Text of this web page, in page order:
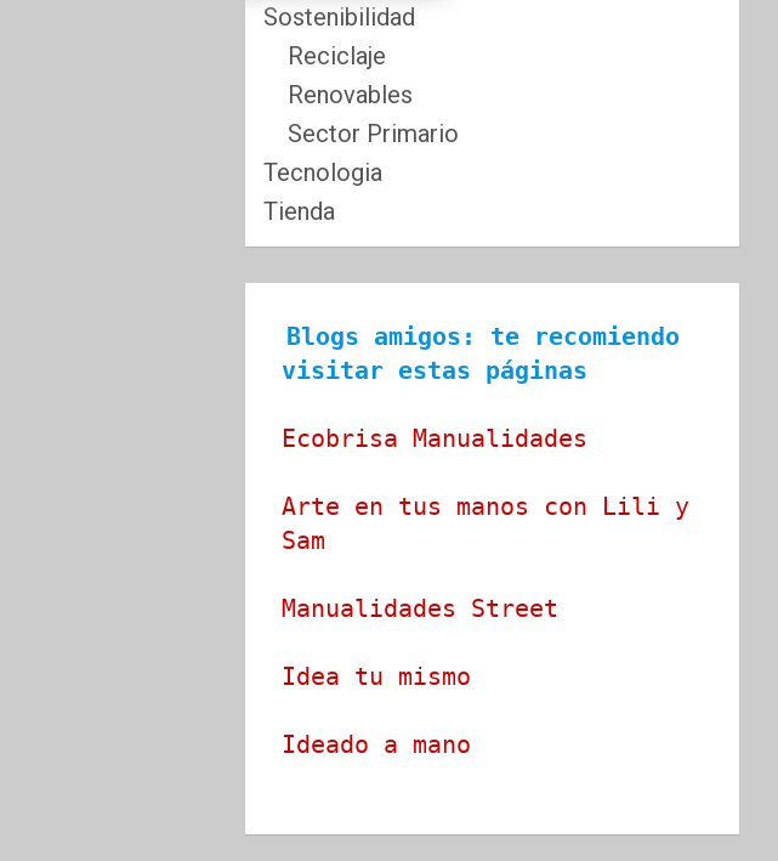
Sostenibilidad
Reciclaje
Renovables
Sector Primario
Tecnologia
Tienda
Blogs amigos: te recomiendo
visitar estas páginas
Ecobrisa Manualidades
Arte en tus manos con Lili y
Sam
Manualidades Street
Idea tu mismo
Ideado a mano